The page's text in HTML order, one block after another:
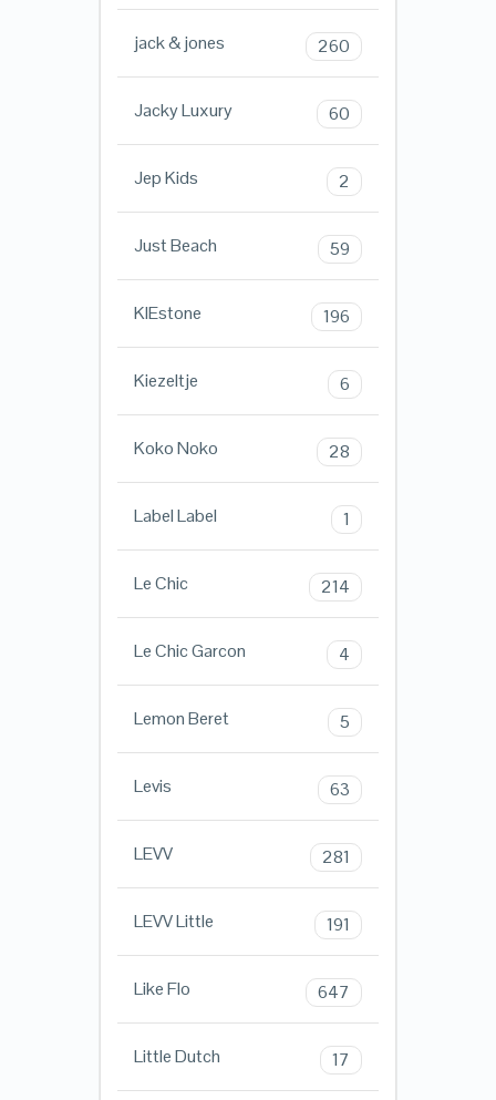
jack & jones 260
Jacky Luxury 60
Jep Kids 2
Just Beach 59
KIEstone 196
Kiezeltje 6
Koko Noko 28
Label Label 1
Le Chic 214
Le Chic Garcon 4
Lemon Beret 5
Levis 63
LEVV 281
LEVV Little 191
Like Flo 647
Little Dutch 17